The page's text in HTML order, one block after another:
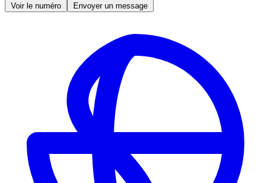
Voir le numéro Envoyer un message